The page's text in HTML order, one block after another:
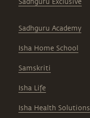
Sadhguru Exclusive
Sadhguru Academy
Isha Home School
Samskriti
Isha Life
Isha Health Solutions